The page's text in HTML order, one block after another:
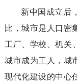
新中国成立后
比，城市是人口密
工厂、学校、机
城市成为工人，城
现代化建设的中心